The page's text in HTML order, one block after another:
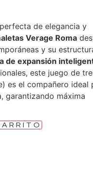
de elegancia y
Verage Roma
y su
de expansión
este juego de
es el compañero ideal
garantizando máxima